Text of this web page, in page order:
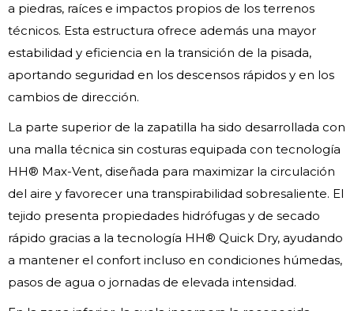
a piedras, raíces e impactos propios de los terrenos
técnicos. Esta estructura ofrece además una mayor
estabilidad y eficiencia en la transición de la pisada,
aportando seguridad en los descensos rápidos y en los
cambios de dirección.
La parte superior de la zapatilla ha sido desarrollada con
una malla técnica sin costuras equipada con tecnología
HH® Max-Vent, diseñada para maximizar la circulación
del aire y favorecer una transpirabilidad sobresaliente. El
tejido presenta propiedades hidrófugas y de secado
rápido gracias a la tecnología HH® Quick Dry, ayudando
a mantener el confort incluso en condiciones húmedas,
pasos de agua o jornadas de elevada intensidad.